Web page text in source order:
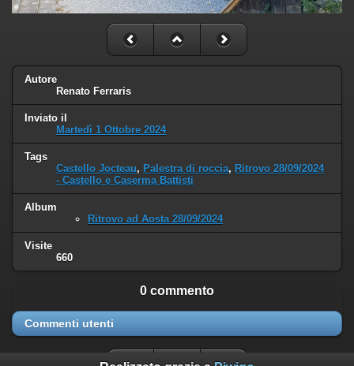
Autore
Renato Ferraris
Inviato il
Martedì 1 Ottobre 2024
Tags
Castello Jocteau, Palestra di roccia, Ritrovo 28/09/2024
- Castello e Caserma Battisti
Album
Ritrovo ad Aosta 28/09/2024
Visite
660
0 commento
Commenti utenti